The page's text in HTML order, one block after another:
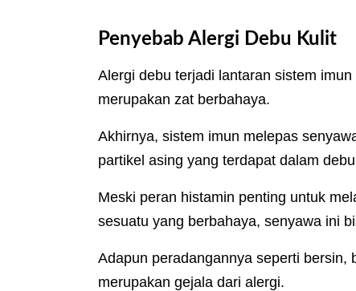
Penyebab Alergi Debu Kulit
Alergi debu terjadi lantaran sistem
merupakan zat berbahaya.
Akhirnya, sistem imun melepas
partikel asing yang terdapat dalam
Meski peran histamin penting untuk
sesuatu yang berbahaya, senyawa ini
Adapun peradangannya seperti bersin,
merupakan gejala dari alergi.